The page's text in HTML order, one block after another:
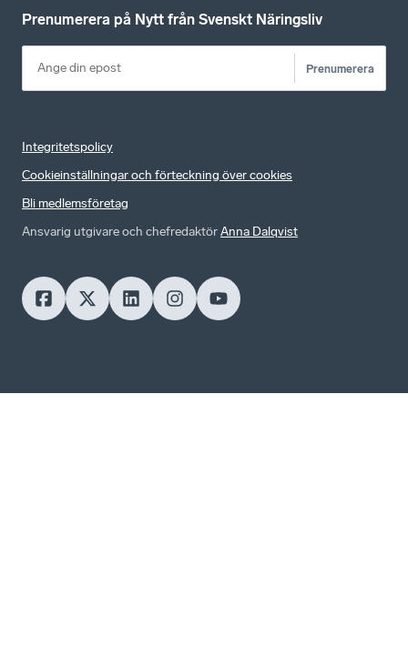
Prenumerera på Nytt från Svenskt Näringsliv
Prenumerera
Integritetspolicy
Cookieinställningar och förteckning över cookies
Bli medlemsföretag
Ansvarig utgivare och chefredaktörAnna Dalqvist